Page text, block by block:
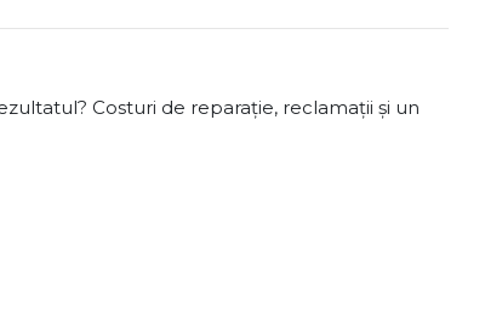
Costuri de reparație, reclamații și un